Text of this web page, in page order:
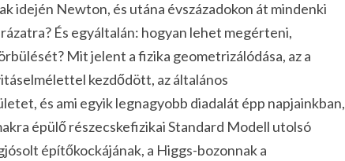
idején Newton, és utána évszázadokon át mindenki
És egyáltalán: hogyan lehet megérteni,
? Mit jelent a fizika geometrizálódása, az a
kezdődött, az általános
és ami egyik legnagyobb diadalát épp napjainkban,
épülő részecskefizikai Standard Modell utolsó
építőkockájának, a Higgs-bozonnak a